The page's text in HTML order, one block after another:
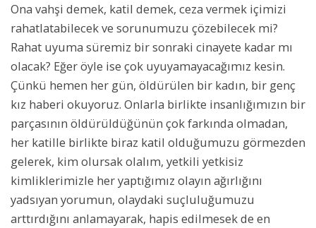
Ona vahşi demek, katil demek, ceza vermek içimizi
rahatlatabilecek ve sorunumuzu çözebilecek mi?
Rahat uyuma süremiz bir sonraki cinayete kadar mı
olacak? Eğer öyle ise çok uyuyamayacağımız kesin.
Çünkü hemen her gün, öldürülen bir kadın, bir genç
kız haberi okuyoruz. Onlarla birlikte insanlığımızın bir
parçasının öldürüldüğünün çok farkında olmadan,
her katille birlikte biraz katil olduğumuzu görmezden
gelerek, kim olursak olalım, yetkili yetkisiz
kimliklerimizle her yaptığımız olayın ağırlığını
yadsıyan yorumun, olaydaki suçluluğumuzu
arttırdığını anlamayarak, hapis edilmesek de en